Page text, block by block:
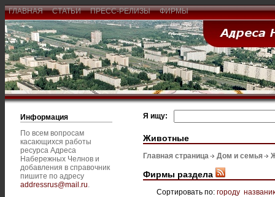
ГЛАВНАЯ СТАТЬИ ПРЕСС-РЕЛИЗЫ ФИРМЫ
Информация
По всем вопросам
касающихся работы
ресурса Адреса
Набережных Челнов и
добавления в справочник
пишите по адресу
addressrus@mail.ru.
Я ищу:
Животные
Главная страница Дом и семья
Фирмы раздела
Сортировать по: городу